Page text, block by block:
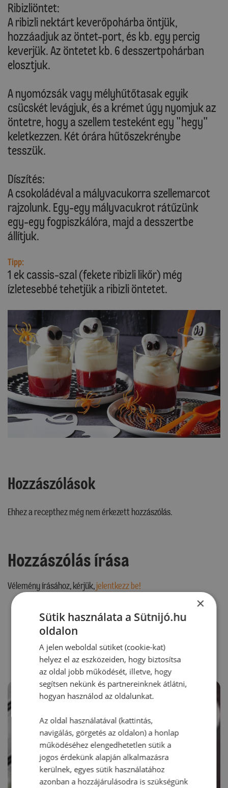
Ribizliöntet:
A ribizli nektárt keverőpohárba öntjük,
hozzáadjuk az öntet-port, és kb. egy percig
keverjük. Az öntetet kb. 6 desszertpohárban
elosztjuk.
A nyomózsák vagy mélyhűtőtasak egyik
csücskét levágjuk, és a krémet úgy nyomjuk az
öntetre, hogy a szellem testeként egy "hegy"
keletkezzen. Két órára hűtőszekrénybe
tesszük.
Díszítés:
A csokoládéval a mályvacukorra szellemarcot
rajzolunk. Egy-egy mályvacukrot rátűzünk
egy-egy fogpiszkálóra, majd a desszertbe
állítjuk.
Tipp:
1 ek cassis-szal (fekete ribizli likőr) még
ízletesebbé tehetjük a ribizli öntetet.
Hozzászólások
Ehhez a recepthez még nem érkezett hozzászólás.
Hozzászólás írása
Vélemény írásához, kérjük,jelentkezz be!
RECEPTAJÁNLÓ
×
Sütik használata a Sütnijó.hu
oldalon
A jelen weboldal sütiket (cookie-kat)
helyez el az eszközeiden, hogy biztosítsa
az oldal jobb működését, illetve, hogy
segítsen nekünk és partnereinknek átlátni,
hogyan használod az oldalunkat.
Az oldal használatával (kattintás,
navigálás, görgetés az oldalon) a honlap
működéséhez elengedhetetlen sütik a
jogos érdekünk alapján alkalmazásra
kerülnek, egyes sütik használatához
azonban a hozzájárulásodra is szükségünk